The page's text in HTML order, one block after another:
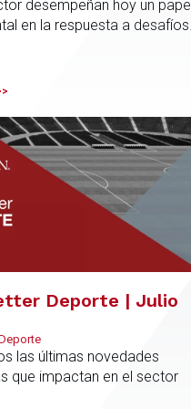
desempeñan hoy un papel
en la respuesta a desafíos
Deporte | Julio
las últimas novedades
que impactan en el sector